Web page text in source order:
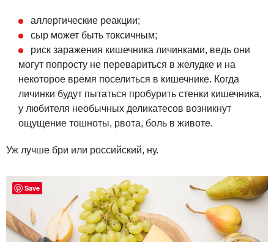
аллергические реакции;
сыр может быть токсичным;
риск заражения кишечника личинками, ведь они
могут попросту не перевариться в желудке и на
некоторое время поселиться в кишечнике. Когда
личинки будут пытаться пробурить стенки кишечника,
у любителя необычных деликатесов возникнут
ощущение тошноты, рвота, боль в животе.
Уж лучше бри или российский, ну.
Save